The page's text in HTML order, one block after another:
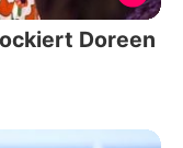
Doreen